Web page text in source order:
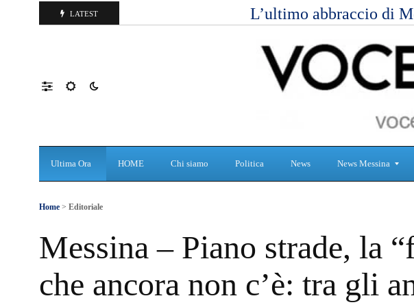
LATEST L’ultimo abbraccio di
Ultima Ora HOME Chi siamo Politica News News Messina
n
i
à
Home > Editoriale
Messina – Piano strade, la
che ancora non c’è: tra gli